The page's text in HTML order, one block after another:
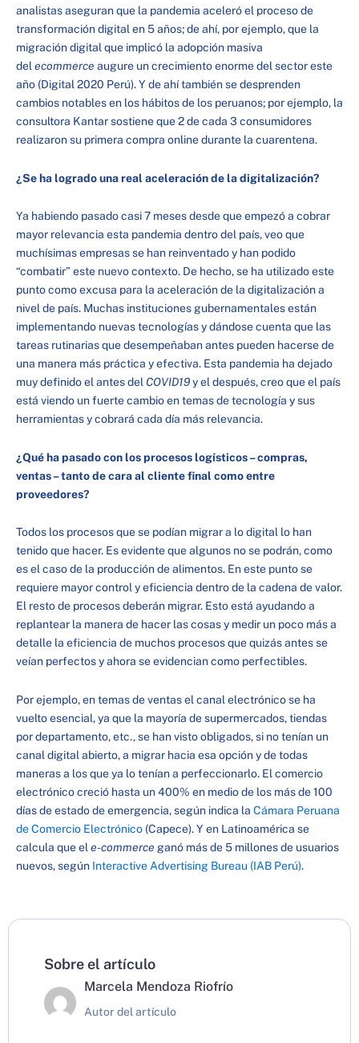
analistas aseguran que la pandemia aceleró el proceso de
transformación digital en 5 años; de ahí, por ejemplo, que la
migración digital que implicó la adopción masiva
delecommerce augure un crecimiento enorme del sector este
año (Digital 2020 Perú). Y de ahí también se desprenden
cambios notables en los hábitos de los peruanos; por ejemplo, la
consultora Kantar sostiene que 2 de cada 3 consumidores
realizaron su primera compra online durante la cuarentena.
¿Se ha logrado una real aceleración de la digitalización?
Ya habiendo pasado casi 7 meses desde que empezó a cobrar
mayor relevancia esta pandemia dentro del país, veo que
muchísimas empresas se han reinventado y han podido
“combatir” este nuevo contexto. De hecho, se ha utilizado este
punto como excusa para la aceleración de la digitalización a
nivel de país. Muchas instituciones gubernamentales están
implementando nuevas tecnologías y dándose cuenta que las
tareas rutinarias que desempeñaban antes pueden hacerse de
una manera más práctica y efectiva. Esta pandemia ha dejado
muy definido el antes del COVID19y el después, creo que el país
está viendo un fuerte cambio en temas de tecnología y sus
herramientas y cobrará cada día más relevancia.
¿Qué ha pasado con los procesos logísticos – compras,
ventas – tanto de cara al cliente final como entre
proveedores?
Todos los procesos que se podían migrar a lo digital lo han
tenido que hacer. Es evidente que algunos no se podrán, como
es el caso de la producción de alimentos. En este punto se
requiere mayor control y eficiencia dentro de la cadena de valor.
El resto de procesos deberán migrar. Esto está ayudando a
replantear la manera de hacer las cosas y medir un poco más a
detalle la eficiencia de muchos procesos que quizás antes se
veían perfectos y ahora se evidencian como perfectibles.
Por ejemplo, en temas de ventas el canal electrónico se ha
vuelto esencial, ya que la mayoría de supermercados, tiendas
por departamento, etc., se han visto obligados, si no tenían un
canal digital abierto, a migrar hacia esa opción y de todas
maneras a los que ya lo tenían a perfeccionarlo. El comercio
electrónico creció hasta un 400% en medio de los más de 100
días de estado de emergencia, según indica la Cámara Peruana
de Comercio Electrónico (Capece). Y en Latinoamérica se
calcula que el e-commerce ganó más de 5 millones de usuarios
nuevos, según Interactive Advertising Bureau (IAB Perú).
Sobre el artículo
Marcela Mendoza Riofrío
Autor del artículo